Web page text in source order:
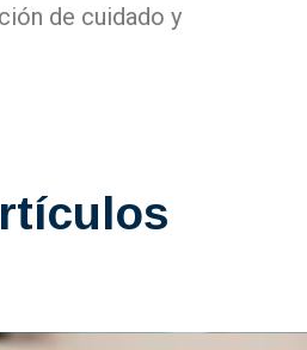
de cuidado y